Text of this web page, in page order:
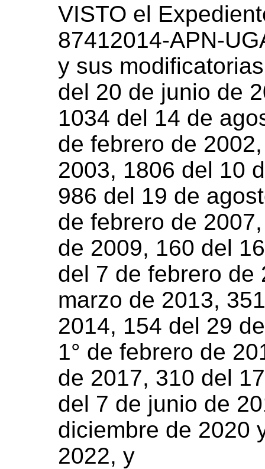
VISTO el
87412014-APN-
y sus
del 20 de junio de
1034 del 14 de
de febrero de
2003, 1806 del 10
986 del 19 de
de febrero de
de 2009, 160 del
del 7 de febrero de
marzo de 2013,
2014, 154 del 29
1° de febrero de
de 2017, 310 del
del 7 de junio de
diciembre de 2020
2022, y